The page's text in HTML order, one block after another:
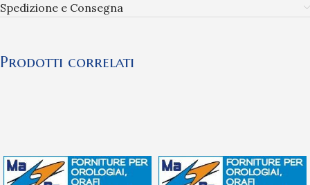
Spedizione e Consegna
Prodotti correlati